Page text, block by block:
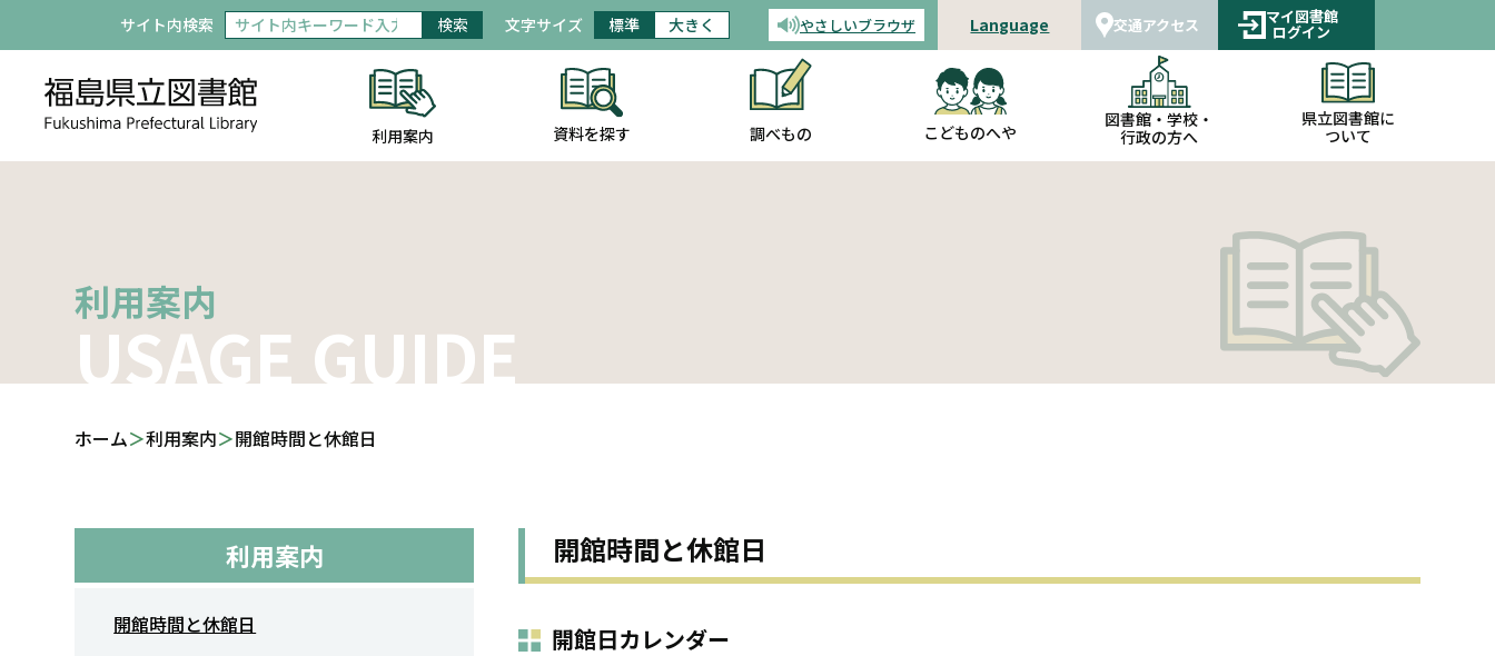
サイト内検索 検索 文字サイズ 標準 大きく 音声読み上げ
やさしいブラウザ Language 交通アクセス マイ図書館
ログイン
利用案内 資料を探す 調べもの こどものへや
図書館・学校・
行政の方へ
県立図書館に
ついて
利用案内
USAGE GUIDE
ホーム 利用案内 開館時間と休館日
利用案内
開館時間と休館日
開館時間と休館日
開館日カレンダー